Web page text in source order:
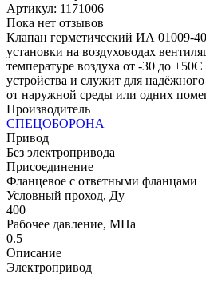
Артикул: 1171006
Пока нет отзывов
Клапан герметический ИА 01009-
установки на воздуховодах
температуре воздуха от -30 до +50С
устройства и служит для
от наружной среды или одних
Производитель
СПЕЦОБОРОНА
Привод
Без электропривода
Присоединение
Фланцевое с ответными фланцами
Условный проход, Ду
400
Рабочее давление, МПа
0.5
Описание
Электропривод